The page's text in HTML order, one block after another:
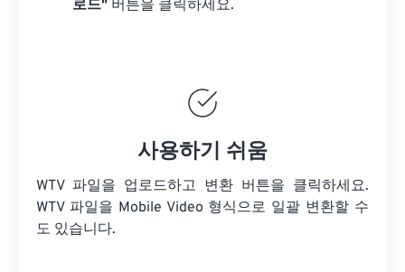
로드" 버튼을 클릭하세요.
사용하기 쉬움
WTV 파일을 업로드하고 변환 버튼을 클릭하세요.
WTV 파일을 Mobile Video 형식으로 일괄 변환할 수
도 있습니다.